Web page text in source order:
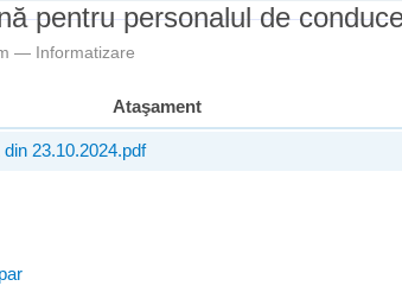
pentru personalul de
— Informatizare
Ataşament
23.10.2024.pdf